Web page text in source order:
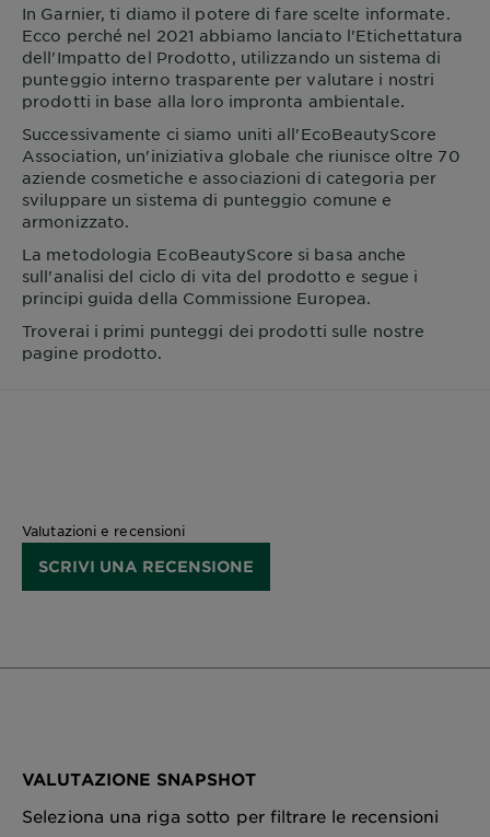
In Garnier, ti diamo il potere di fare scelte informate.
Ecco perché nel 2021 abbiamo lanciato l'Etichettatura
dell'Impatto del Prodotto, utilizzando un sistema di
punteggio interno trasparente per valutare i nostri
prodotti in base alla loro impronta ambientale.
Successivamente ci siamo uniti all'EcoBeautyScore
Association, un'iniziativa globale che riunisce oltre 70
aziende cosmetiche e associazioni di categoria per
sviluppare un sistema di punteggio comune e
armonizzato.
La metodologia EcoBeautyScore si basa anche
sull'analisi del ciclo di vita del prodotto e segue i
principi guida della Commissione Europea.
Troverai i primi punteggi dei prodotti sulle nostre
pagine prodotto.
Valutazioni e recensioni
SCRIVI UNA RECENSIONE
VALUTAZIONE SNAPSHOT
Seleziona una riga sotto per filtrare le recensioni